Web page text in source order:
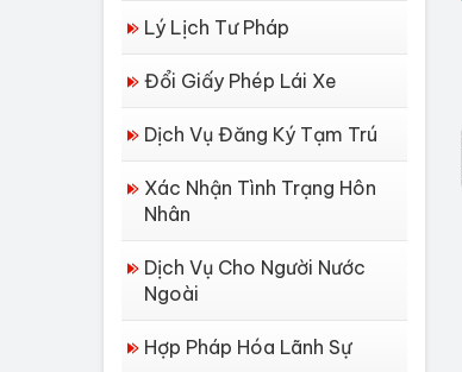
Lý Lịch Tư Pháp
Đổi Giấy Phép Lái Xe
Dịch Vụ Đăng Ký Tạm Trú
Xác Nhận Tình Trạng Hôn
Nhân
Dịch Vụ Cho Người Nước
Ngoài
Hợp Pháp Hóa Lãnh Sự